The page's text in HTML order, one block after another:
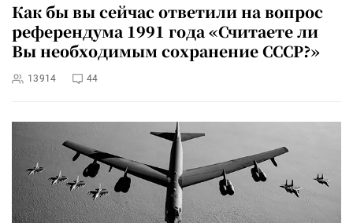
Как бы вы сейчас ответили на вопрос
референдума 1991 года «Считаете ли
Вы необходимым сохранение СССР?»
13914 44